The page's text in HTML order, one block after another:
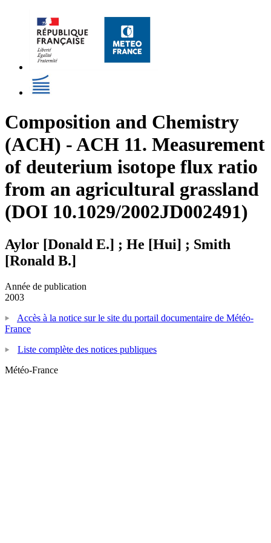
Composition and Chemistry
(ACH) - ACH 11. Measurement
of deuterium isotope flux ratio
from an agricultural grassland
(DOI 10.1029/2002JD002491)
Aylor [Donald E.] ; He [Hui] ; Smith
[Ronald B.]
Année de publication
2003
Accès à la notice sur le site du portail documentaire de Météo-
France
Liste complète des notices publiques
Météo-France